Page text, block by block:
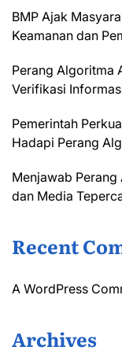
BMP Ajak
Keamanan dan
Perang Algoritma
Verifikasi
Pemerintah
Hadapi Perang
Menjawab
dan Media
Recent
A WordPress
Archives